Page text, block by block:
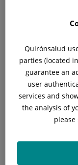
Hospital
Quirónsalud
parties (located
guarantee an
user
services and
the analysis of
please